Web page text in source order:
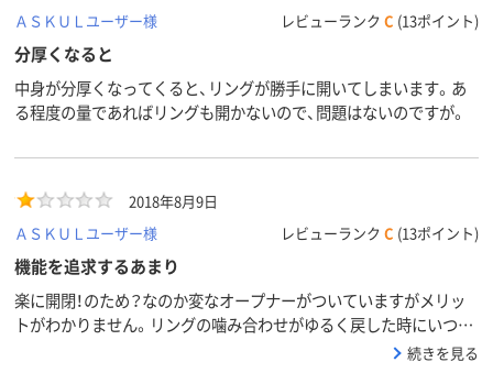
ＡＳＫＵＬユーザー様
レビューランク C (13ポイント)
分厚くなると
中身が分厚くなってくると、リングが勝手に開いてしまいます。あ
る程度の量であればリングも開かないので、問題はないのですが。
2018年8月9日
ＡＳＫＵＬユーザー様
レビューランク C (13ポイント)
機能を追求するあまり
楽に開閉！のため？なのか変なオープナーがついていますがメリッ
トがわかりません。リングの噛み合わせがゆるく戻した時にいつも
噛み合わせがずれてしまいます。ストッパーもついていますがすぐ
続きを見る